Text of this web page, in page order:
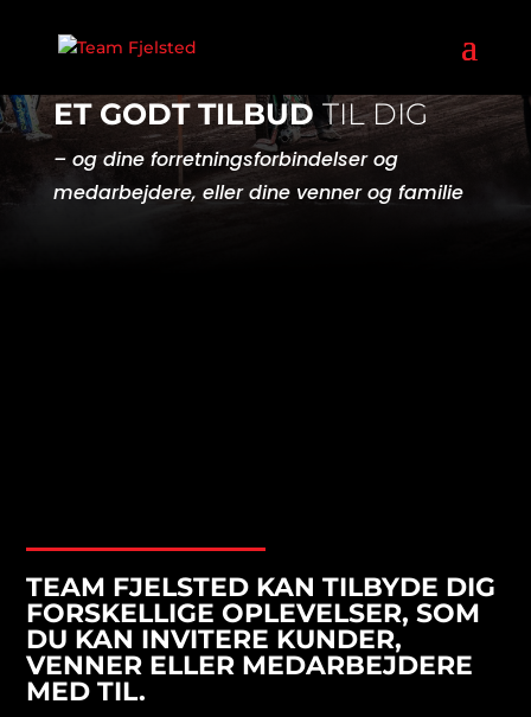
ET GODT TILBUDTIL DIG
– og dine forretningsforbindelser og
medarbejdere, eller dine venner og familie
TEAM FJELSTED KAN TILBYDE DIG
FORSKELLIGE OPLEVELSER, SOM
DU KAN INVITERE KUNDER,
VENNER ELLER MEDARBEJDERE
MED TIL.